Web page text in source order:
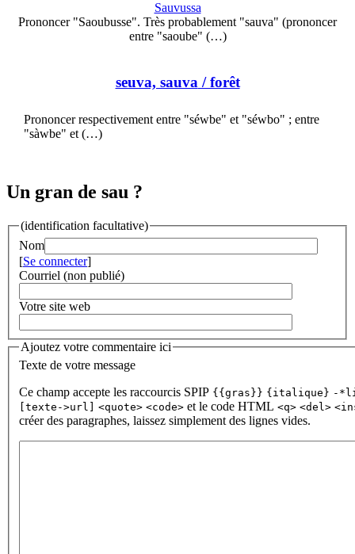
Sauvussa
Prononcer "Saoubusse". Très probablement "sauva" (prononcer
entre "saoube" (…)
seuva, sauva / forêt
Prononcer respectivement entre "séwbe" et "séwbo" ; entre
"sàwbe" et (…)
Un gran de sau ?
(identification facultative)
Nom
[Se connecter]
Courriel (non publié)
Votre site web
Ajoutez votre commentaire ici
Texte de votre message
Ce champ accepte les raccourcis SPIP {{gras}} {italique} -
[texte->url]
<quote> <code> et le code HTML <q> <del>
créer des paragraphes, laissez simplement des lignes vides.